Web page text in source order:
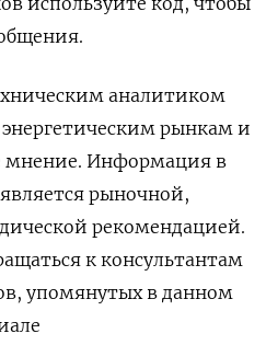
аналитиком
рынкам и
мнение. Информация в
рыночной,
рекомендацией.
к консультантам
упомянутых в данном